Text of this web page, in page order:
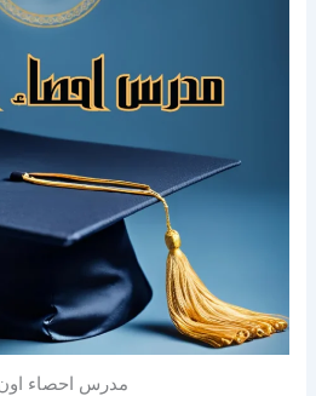
مدرس احصاء اون